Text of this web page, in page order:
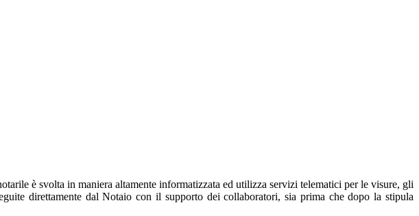
è svolta in maniera altamente informatizzata ed utilizza servizi telematici per le visure, gli
direttamente dal Notaio con il supporto dei collaboratori, sia prima che dopo la stipula